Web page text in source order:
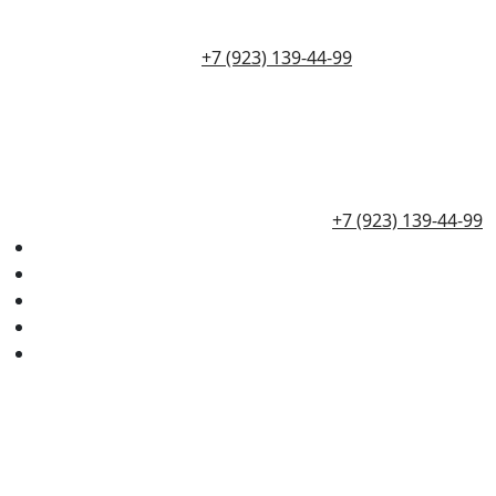
+7 (923) 139-44-99
+7 (923) 139-44-99